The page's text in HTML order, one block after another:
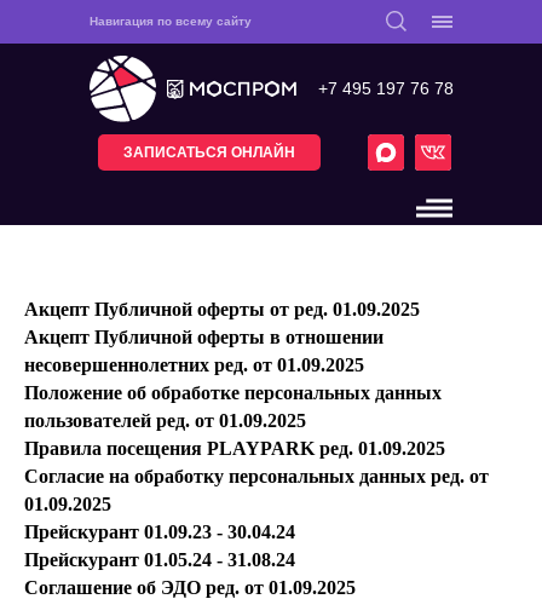
Навигация по всему сайту
+7 495 197 76 78
ЗАПИСАТЬСЯ ОНЛАЙН
Акцепт Публичной оферты от ред. 01.09.2025
Акцепт Публичной оферты в отношении
несовершеннолетних ред. от 01.09.2025
Положение об обработке персональных данных
пользователей ред. от 01.09.2025
Правила посещения PLAYPARK ред. 01.09.2025
Согласие на обработку персональных данных ред. от
01.09.2025
Прейскурант 01.09.23 - 30.04.24
Прейскурант 01.05.24 - 31.08.24
Соглашение об ЭДО ред. от 01.09.2025